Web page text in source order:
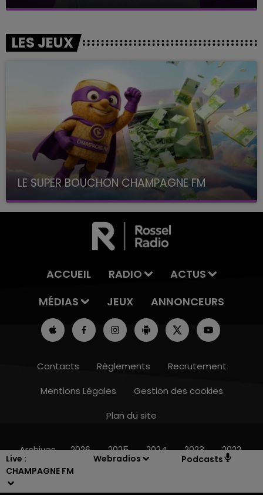
Live :
CHAMPAGNE FM
Webradios Podcasts
16h00 - 20h00
LES JEUX
LE SUPER BOUCHON CHAMPAGNE FM
avec La Famille Champagne FM, à 8H10
ACCUEIL RADIO
ACTUS
MÉDIAS
JEUX ANNONCEURS
Contacts Règlements
Recrutement
Mentions Légales
Gestion des cookies
Plan du site
Archives 2026 2025 2024 2023 2022